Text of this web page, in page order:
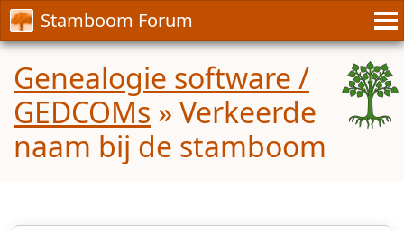
Stamboom Forum
Genealogie software /
GEDCOMs » Verkeerde
naam bij de stamboom